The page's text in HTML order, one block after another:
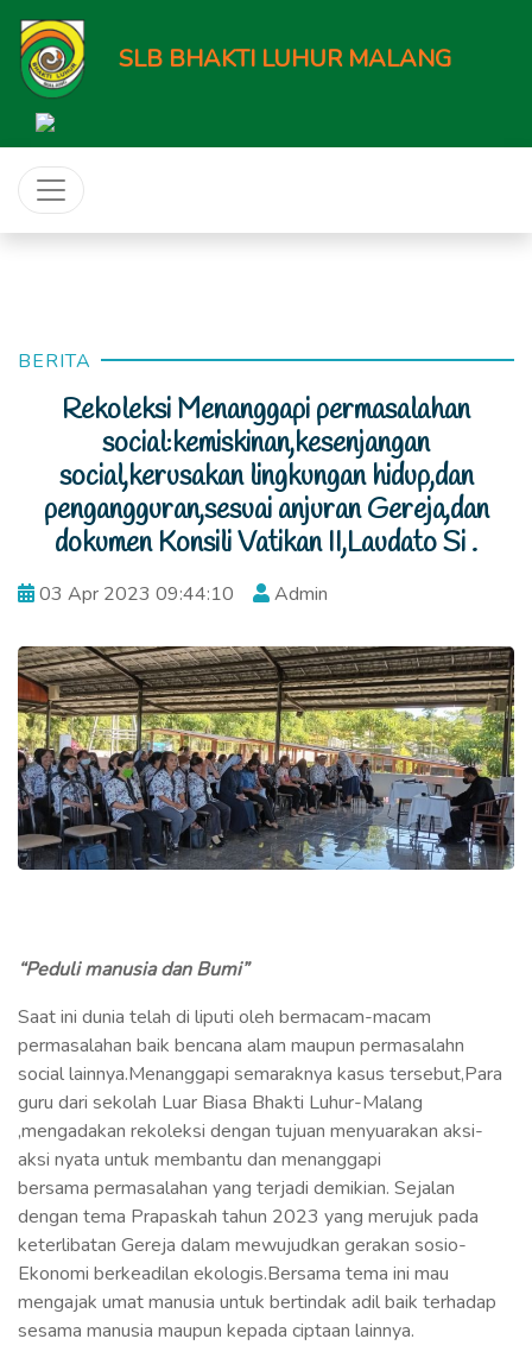
SLB BHAKTI LUHUR MALANG
BERITA
Rekoleksi Menanggapi permasalahan
social:kemiskinan,kesenjangan
social,kerusakan lingkungan hidup,dan
pengangguran,sesuai anjuran Gereja,dan
dokumen Konsili Vatikan II,Laudato Si .
03 Apr 2023 09:44:10 Admin
“Peduli manusia dan Bumi”
Saat ini dunia telah di liputi oleh bermacam-macam
permasalahan baik bencana alam maupun permasalahn
social lainnya.Menanggapi semaraknya kasus tersebut,Para
guru dari sekolah Luar Biasa Bhakti Luhur-Malang
,mengadakan rekoleksi dengan tujuan menyuarakan aksi-
aksi nyata untuk membantu dan menanggapi
bersama permasalahan yang terjadi demikian. Sejalan
dengan tema Prapaskah tahun 2023 yang merujuk pada
keterlibatan Gereja dalam mewujudkan gerakan sosio-
Ekonomi berkeadilan ekologis.Bersama tema ini mau
mengajak umat manusia untuk bertindak adil baik terhadap
sesama manusia maupun kepada ciptaan lainnya.